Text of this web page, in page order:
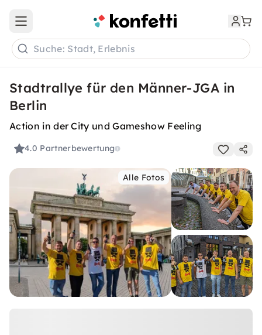
Open main menu
Suche: Stadt, Erlebnis
Stadtrallye für den Männer-JGA in
Berlin
Action in der City und Gameshow Feeling
4.0 Partnerbewertung
Alle Fotos